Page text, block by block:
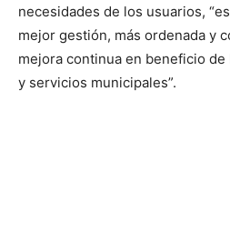
necesidades de los usuarios,
mejor gestión, más ordenada y
mejora continua en beneficio
y servicios municipales”.